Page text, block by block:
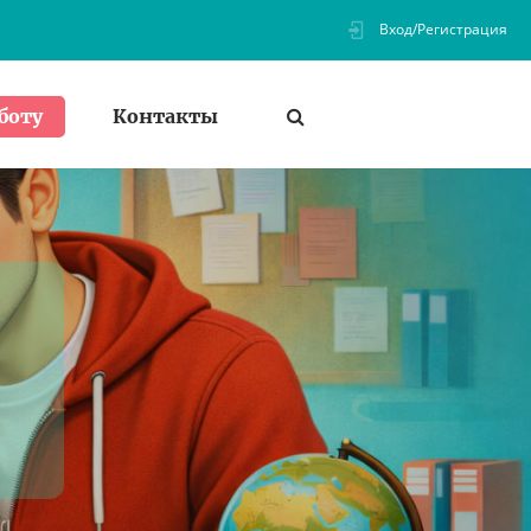
Вход/Регистрация
Контакты